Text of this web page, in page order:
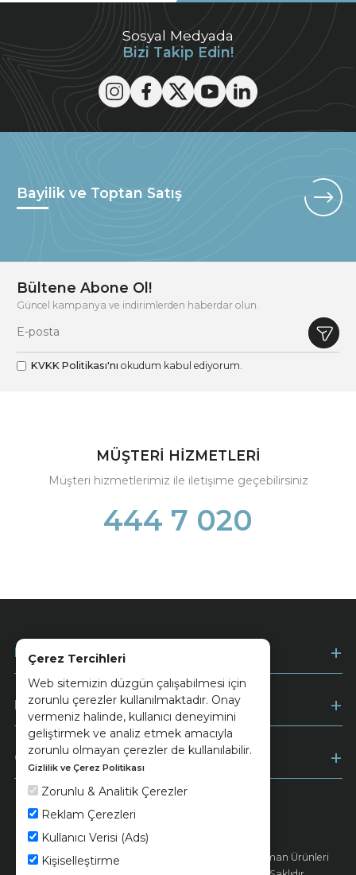
Çerez Tercihleri
Web sitemizin düzgün çalışabilmesi için
zorunlu çerezler kullanılmaktadır. Onay
vermeniz halinde, kullanıcı deneyimini
geliştirmek ve analiz etmek amacıyla
zorunlu olmayan çerezler de kullanılabilir.
Gizlilik ve Çerez Politikası
Zorunlu & Analitik Çerezler
Reklam Çerezleri
Kullanıcı Verisi (Ads)
Kişiselleştirme
Sosyal Medyada
Bizi Takip Edin!
Bayilik ve Toptan Satış
Bültene Abone Ol!
Güncel kampanya ve indirimlerden haberdar olun.
KVKK Politikası'nı okudum kabul ediyorum.
MÜŞTERİ HİZMETLERİ
Müşteri hizmetlerimiz ile iletişime geçebilirsiniz
444 7 020
Kurumsal
Müşteri Hizmetleri
Ödeme
Keramika Kvkk ve Çerez Politikası
© 2026 Ünsa Madencilik Turizm Enerji Seramik Orman Ürünleri